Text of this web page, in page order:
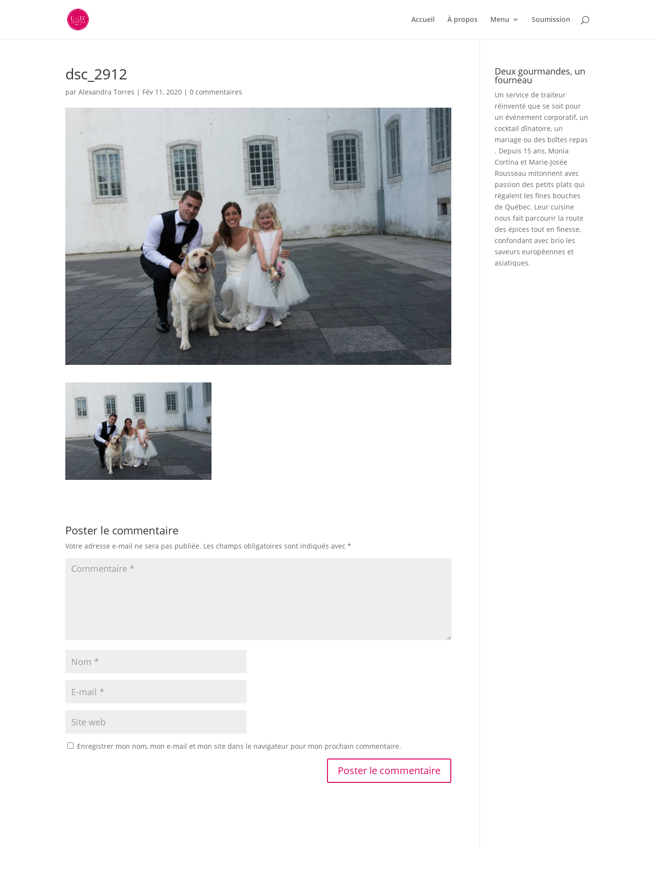
Accueil À propos Menu Soumission
dsc_2912
parAlexandra Torres | Fév 11, 2020 |0 commentaires
Poster le commentaire
Votre adresse e-mail ne sera pas publiée. Les champs obligatoires sont indiqués avec*
Enregistrer mon nom, mon e-mail et mon site dans le navigateur pour mon prochain commentaire.
Deux gourmandes, un
fourneau
Un service de traiteur
réinventé que se soit pour
un événement corporatif, un
cocktail dînatoire, un
mariage ou des boîtes repas
. Depuis 15 ans, Monia
Cortina et Marie-Josée
Rousseau mitonnent avec
passion des petits plats qui
régalent les fines bouches
de Québec. Leur cuisine
nous fait parcourir la route
des épices tout en finesse,
confondant avec brio les
saveurs européennes et
asiatiques.